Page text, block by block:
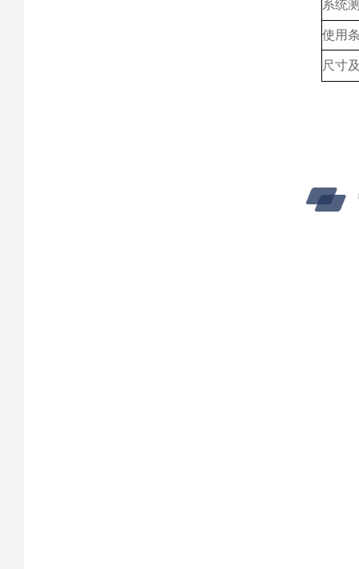
系统
使用
尺寸